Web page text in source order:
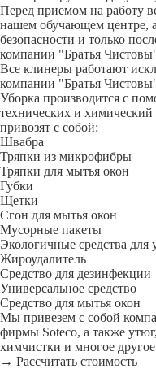
Перед приемом на работу
нашем обучающем центре,
безопасности и только
компании "Братья
Все клинеры работают
компании "Братья
Уборка производится с
технических и
привозят с собой:
Швабра
Тряпки из микрофибры
Тряпки для мытья окон
Губки
Щетки
Сгон для мытья окон
Мусорные пакеты
Экологичные средства
Жироудалитель
Средство для дезинфекции
Универсальное средство
Средство для мытья окон
Мы привезем с собой
фирмы Soteco, а также
химчистки и многое
→ Рассчитать стоимость